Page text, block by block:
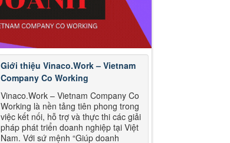
Giới thiệu Vinaco.Work – Vietnam
Company Co Working
Vinaco.Work – Vietnam Company Co
Working là nền tảng tiên phong trong
việc kết nối, hỗ trợ và thực thi các giải
pháp phát triển doanh nghiệp tại Việt
Nam. Với sứ mệnh “Giúp doanh